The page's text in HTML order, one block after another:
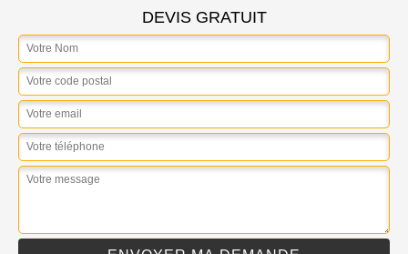
DEVIS GRATUIT